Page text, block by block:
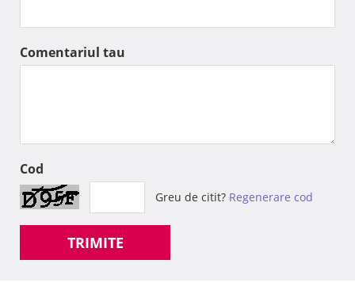
Comentariul tau
Cod
Greu de citit? Regenerare cod
TRIMITE